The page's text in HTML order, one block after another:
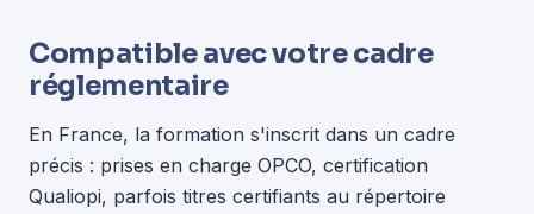
Compatible avec votre cadre
réglementaire
En France, la formation s'inscrit dans un cadre
précis : prises en charge OPCO, certification
Qualiopi, parfois titres certifiants au répertoire